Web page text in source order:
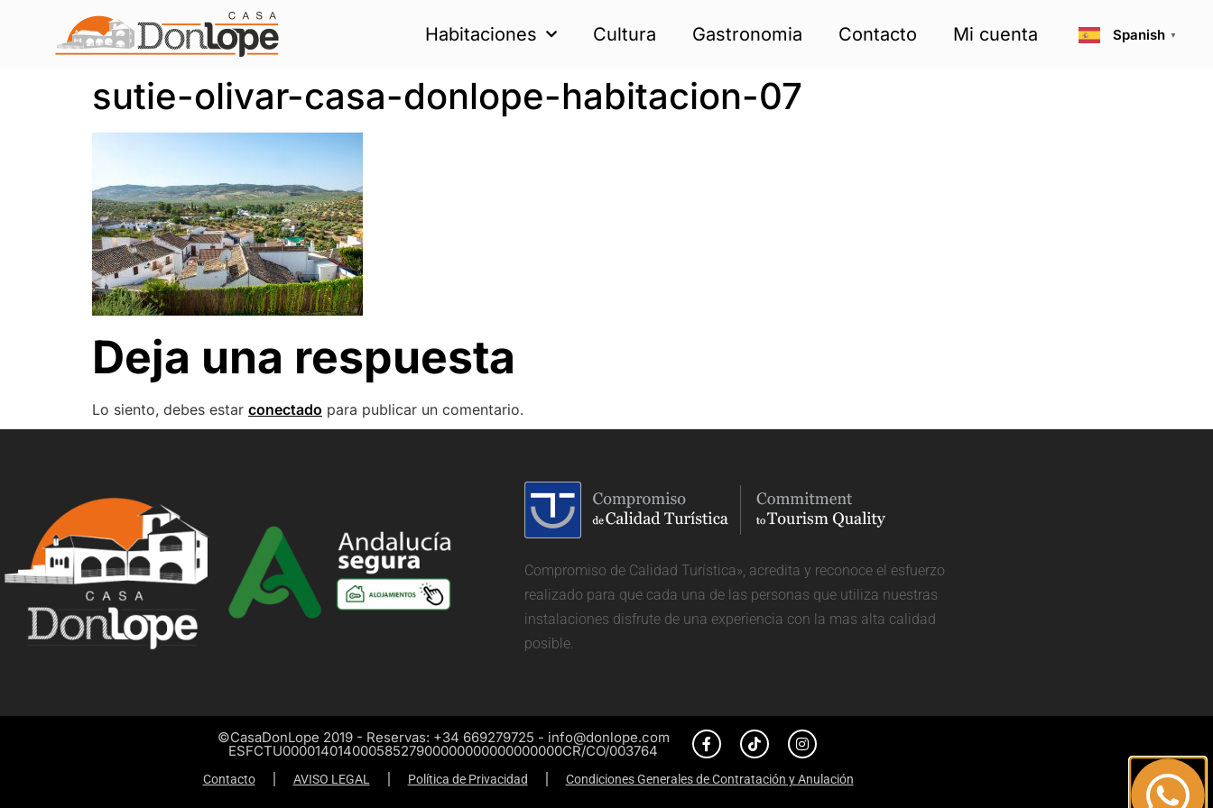
Habitaciones Cultura Gastronomia Contacto Mi cuenta Spanish ▼
sutie-olivar-casa-donlope-habitacion-07
Deja una respuesta
Lo siento, debes estar conectado para publicar un comentario.
Compromiso de Calidad Turística», acredita y reconoce el esfuerzo
realizado para que cada una de las personas que utiliza nuestras
instalaciones disfrute de una experiencia con la mas alta calidad
posible.
©CasaDonLope 2019 - Reservas: +34 669279725 - info@donlope.com
ESFCTU00001401400058527900000000000000000CR/CO/003764
Contacto AVISO LEGAL Política de Privacidad Condiciones Generales de Contratación y Anulación